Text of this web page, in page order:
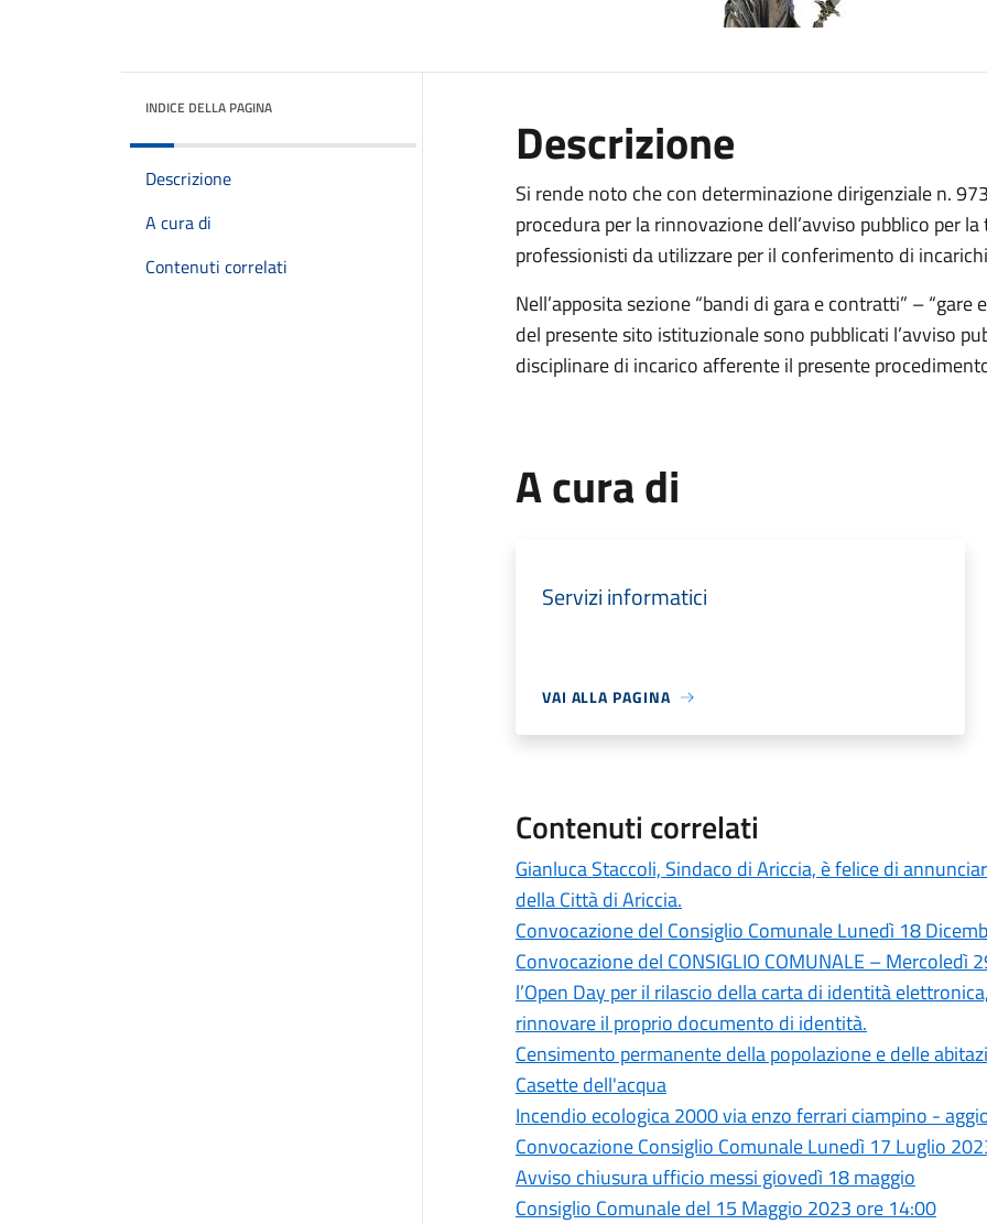
INDICE DELLA PAGINA
Descrizione
A cura di
Contenuti correlati
Descrizione
Si rende noto che con determinazione dirigenziale n.
procedura per la rinnovazione dell’avviso pubblico per
professionisti da utilizzare per il conferimento di
Nell’apposita sezione “bandi di gara e contratti” –
del presente sito istituzionale sono pubblicati l’avviso
disciplinare di incarico afferente il presente
A cura di
Servizi informatici
VAI ALLA PAGINA
Contenuti correlati
Gianluca Staccoli, Sindaco di Ariccia, è felice di
della Città di Ariccia.
Convocazione del Consiglio Comunale Lunedì 18
Convocazione del CONSIGLIO COMUNALE –
l’Open Day per il rilascio della carta di identità
rinnovare il proprio documento di identità.
Censimento permanente della popolazione e delle
Casette dell'acqua
Incendio ecologica 2000 via enzo ferrari ciampino -
Convocazione Consiglio Comunale Lunedì 17 Luglio
Avviso chiusura ufficio messi giovedì 18 maggio
Consiglio Comunale del 15 Maggio 2023 ore 14:00